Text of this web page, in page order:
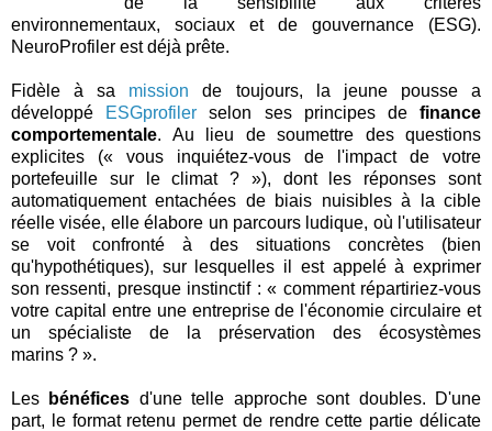
environnementaux, sociaux et de gouvernance (ESG).
NeuroProfiler est déjà prête.
Fidèle à sa mission de toujours, la jeune pousse a
développé
ESGprofiler selon ses principes definance
comportementale. Au lieu de soumettre des questions
explicites (« vous inquiétez-vous de l'impact de votre
portefeuille sur le climat ? »), dont les réponses sont
automatiquement entachées de biais nuisibles à la cible
réelle visée, elle élabore un parcours ludique, où l'utilisateur
se voit confronté à des situations concrètes (bien
qu'hypothétiques), sur lesquelles il est appelé à exprimer
son ressenti, presque instinctif : « comment répartiriez-vous
votre capital entre une entreprise de l'économie circulaire et
un spécialiste de la préservation des écosystèmes
marins ? ».
Les bénéfices d'une telle approche sont doubles. D'une
part, le format retenu permet de rendre cette partie délicate